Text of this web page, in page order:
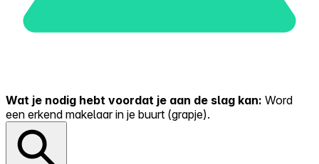
Wat je nodig hebt voordat je aan de slag kan: Word
een erkend makelaar in je buurt (grapje).